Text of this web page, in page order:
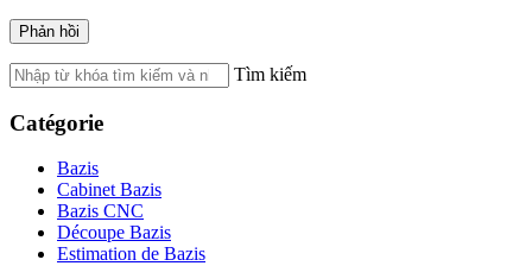
Tìm kiếm
Catégorie
Bazis
Cabinet Bazis
Bazis CNC
Découpe Bazis
Estimation de Bazis